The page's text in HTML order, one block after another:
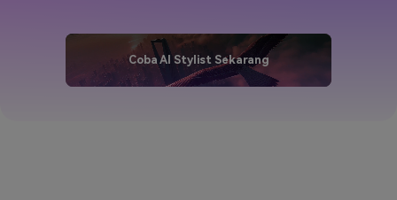
Coba AI Stylist Sekarang